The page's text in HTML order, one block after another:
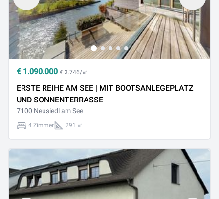
€ 1.090.000 € 3.746/㎡
ERSTE REIHE AM SEE | MIT BOOTSANLEGEPLATZ
UND SONNENTERRASSE
7100 Neusiedl am See
4 Zimmer 291 ㎡